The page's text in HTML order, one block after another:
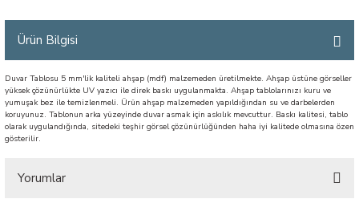
Ürün Bilgisi
Duvar Tablosu 5 mm'lik kaliteli ahşap (mdf) malzemeden üretilmekte. Ahşap üstüne görseller
yüksek çözünürlükte UV yazıcı ile direk baskı uygulanmakta. Ahşap tablolarınızı kuru ve
yumuşak bez ile temizlenmeli. Ürün ahşap malzemeden yapıldığından su ve darbelerden
koruyunuz. Tablonun arka yüzeyinde duvar asmak için askılık mevcuttur. Baskı kalitesi, tablo
olarak uygulandığında, sitedeki teşhir görsel çözünürlüğünden haha iyi kalitede olmasına özen
gösterilir.
Yorumlar